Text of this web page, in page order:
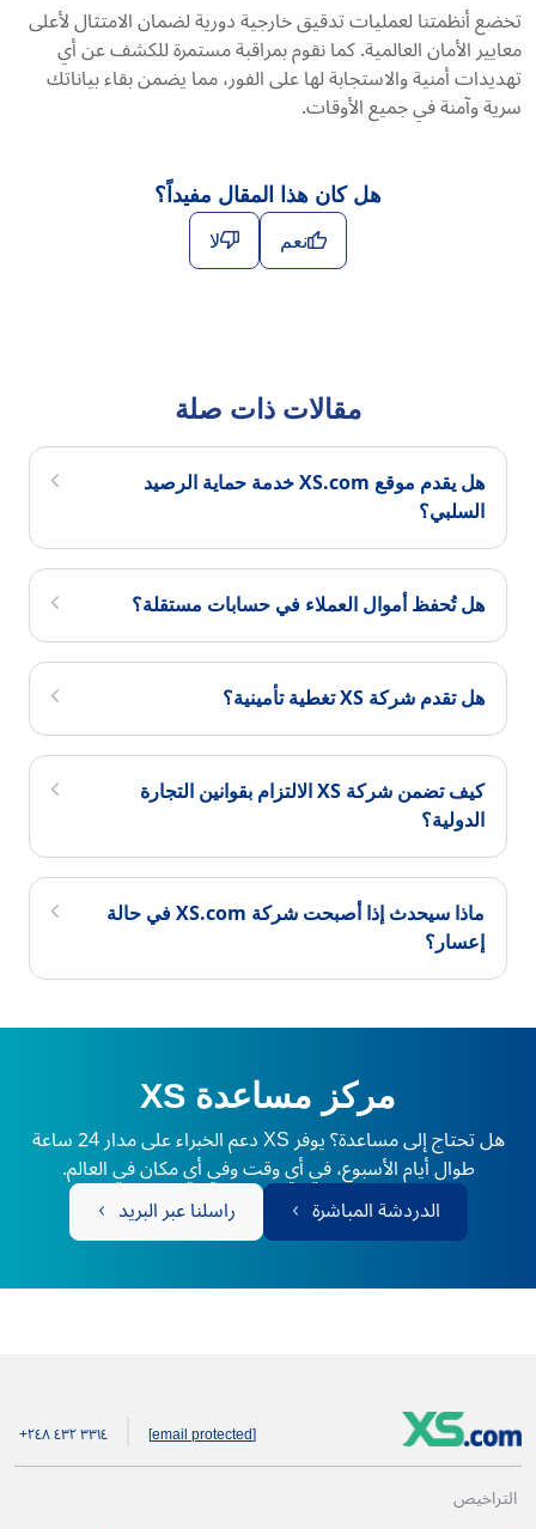
تخضع أنظمتنا لعمليات تدقيق خارجية دورية لضمان الامتثال لأعلى
معايير الأمان العالمية. كما نقوم بمراقبة مستمرة للكشف عن أي
تهديدات أمنية والاستجابة لها على الفور، مما يضمن بقاء بياناتك
سرية وآمنة في جميع الأوقات.
هل كان هذا المقال مفيداً؟
نعم لا
مقالات ذات صلة
هل يقدم موقع XS.com خدمة حماية الرصيد
السلبي؟
هل تُحفظ أموال العملاء في حسابات مستقلة؟
هل تقدم شركة XS تغطية تأمينية؟
كيف تضمن شركة XS الالتزام بقوانين التجارة
الدولية؟
ماذا سيحدث إذا أصبحت شركة XS.com في حالة
إعسار؟
مركز مساعدة XS
هل تحتاج إلى مساعدة؟ يوفر XS دعم الخبراء على مدار 24 ساعة
طوال أيام الأسبوع، في أي وقت وفي أي مكان في العالم.
الدردشة المباشرة
راسلنا عبر البريد
[email protected] +۲٤۸ ٤۳۲ ۳۳۱٤
التراخيص